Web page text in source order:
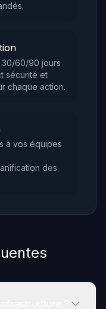
30/60/90 jours
sécurité et
chaque action.
à vos équipes
des